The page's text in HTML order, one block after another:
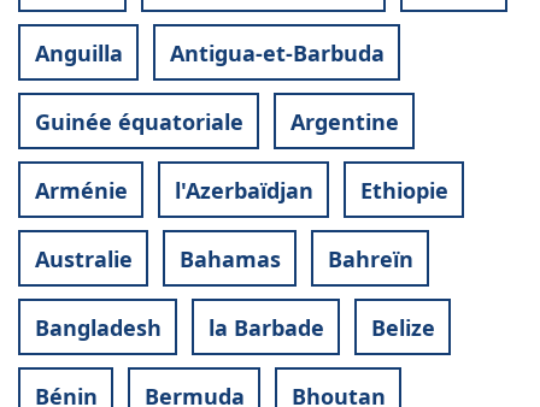
Anguilla Antigua-et-Barbuda
Guinée équatoriale Argentine
Arménie l'Azerbaïdjan Ethiopie
Australie Bahamas Bahreïn
Bangladesh la Barbade Belize
Bénin Bermuda Bhoutan